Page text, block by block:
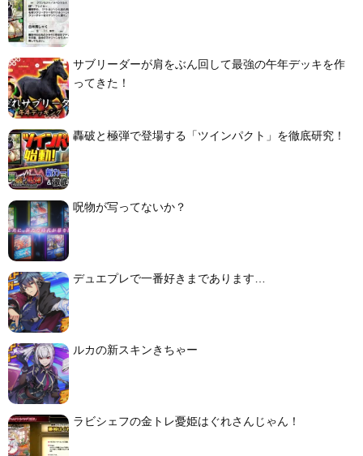
サブリーダーが肩をぶん回して最強の午年デッキを作
ってきた！
轟破と極弾で登場する「ツインパクト」を徹底研究！
呪物が写ってないか？
デュエプレで一番好きまであります…
ルカの新スキンきちゃー
ラビシェフの金トレ憂姫はぐれさんじゃん！